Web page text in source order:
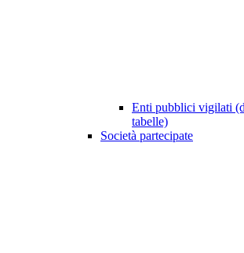
Enti pubblici vigilati
tabelle)
Società partecipate